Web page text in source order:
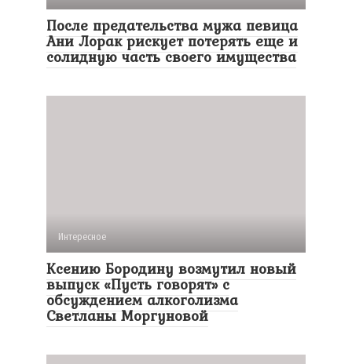
После предательства мужа певица
Ани Лорак рискует потерять еще и
солидную часть своего имущества
Интересное
Ксению Бородину возмутил новый
выпуск «Пусть говорят» с
обсуждением алкоголизма
Светланы Моргуновой